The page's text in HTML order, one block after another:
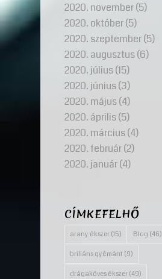
2020. november(5)
2020. október(5)
2020. szeptember(5)
2020. augusztus(6)
2020. július(15)
2020. június(3)
2020. május(4)
2020. április(5)
2020. március(4)
2020. február(2)
2020. január(4)
CÍMKEFELHŐ
arany ékszer (15) Blog (46)
briliáns gyémánt (9)
drágaköves ékszer (49)